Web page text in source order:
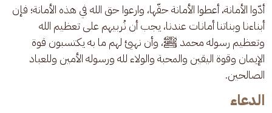
أدّوا الأمانة، أعطوا الأمانة حقّها، وارعوا حق الله في هذه الأمانة؛ فإن
أبناءنا وبناتنا أمانات عندنا، يجب أن نُربيهم على تعظيم الله
وتعظيم رسوله محمد ﷺ، وأن نهيئ لهم ما به يكتسبون قوة
الإيمان وقوة اليقين والمحبة والولاء لله ورسوله الأمين وللعباد
الصالحين.
الدعاء